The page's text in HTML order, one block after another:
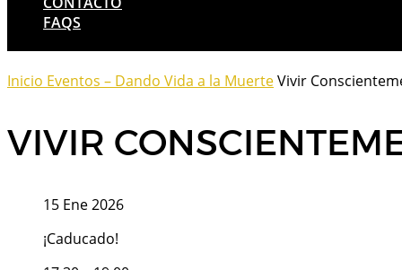
FAQS
Inicio Eventos – Dando Vida a la MuerteVivir
VIVIR
15 Ene 2026
¡Caducado!